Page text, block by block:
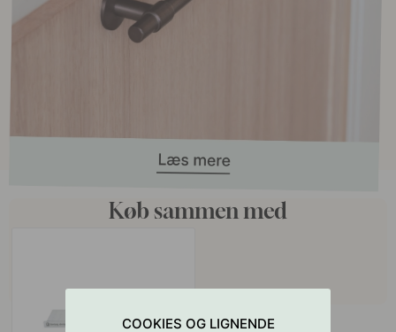
Køb sammen med
COOKIES OG LIGNENDE